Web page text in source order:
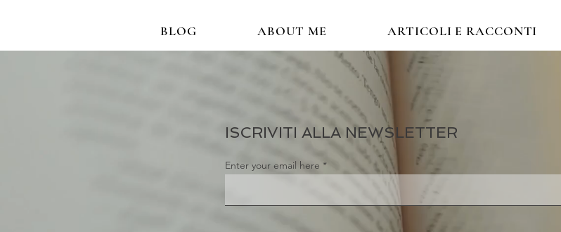
BLOG ABOUT ME ARTICOLI E RACCONTI
ISCRIVITI ALLA NEWSLETTER
Enter your email here